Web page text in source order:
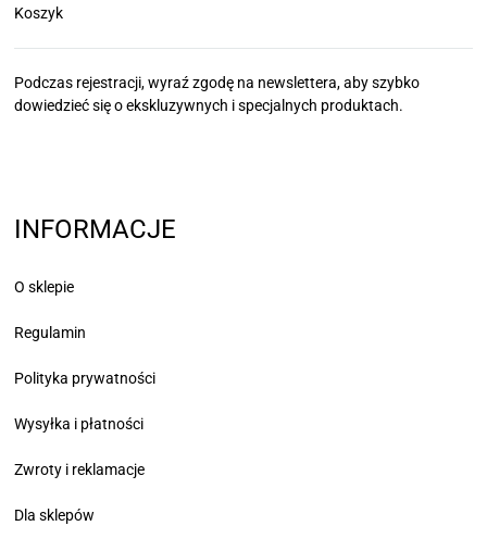
Koszyk
Podczas rejestracji, wyraź zgodę na newslettera, aby szybko
dowiedzieć sięo ekskluzywnych i specjalnych produktach.
INFORMACJE
O sklepie
Regulamin
Polityka prywatności
Wysyłka i płatności
Zwroty i reklamacje
Dla sklepów